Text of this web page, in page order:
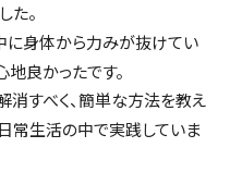
た。
に身体から力みが抜けてい
地良かったです。
消すべく、簡単な方法を教え
常生活の中で実践していま